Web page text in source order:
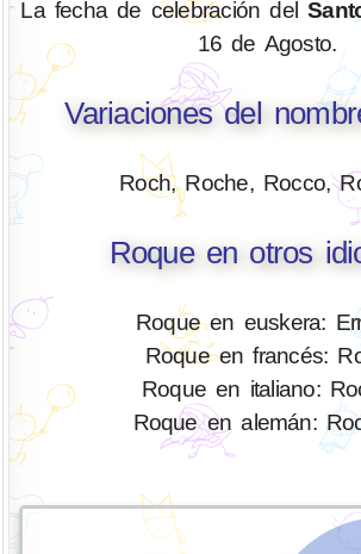
La fecha de celebración del
16 de Agosto.
Variaciones del
Roch, Roche, Rocco,
Roque en otros
Roque en euskera:
Roque en francés:
Roque en italiano:
Roque en alemán: